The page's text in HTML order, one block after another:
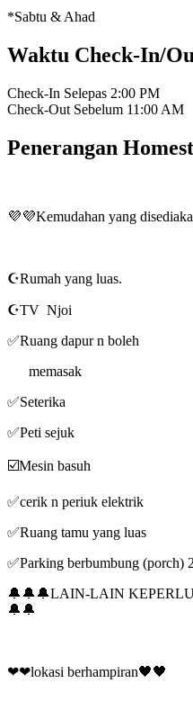
*Sabtu & Ahad
Waktu Check-In/
Check-In Selepas 2:00 PM
Check-Out Sebelum 11:00 AM
Penerangan
💜💜Kemudahan yang
☪Rumah yang luas.
☪TV Njoi
✅Ruang dapur n boleh
memasak
✅Seterika
✅Peti sejuk
☑️Mesin basuh
✅cerik n periuk elektrik
✅Ruang tamu yang luas
✅Parking berbumbung (porch)
🔔🔔🔔LAIN-LAIN
🔔🔔
❤❤lokasi berhampiran🖤🖤